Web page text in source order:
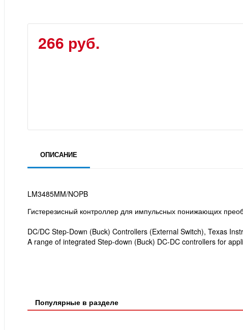
266 руб.
ОПИСАНИЕ
LM3485MM/NOPB
Гистерезисный контроллер для импульсных понижающих
DC/DC Step-Down (Buck) Controllers (External Switch), Texas
A range of integrated Step-down (Buck) DC-DC controllers for
Популярные в разделе